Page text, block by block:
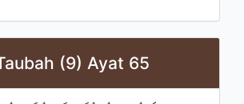
(9) Ayat 65